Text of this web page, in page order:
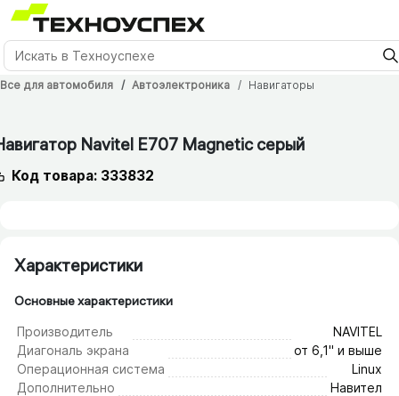
Все для автомобиля Автоэлектроника Навигаторы
Navitel E707 Magnetic серый
Код товара: 333832
Характеристики
Основные характеристики
Производитель
NAVITEL
Диагональ экрана
от 6,1" и выше
Операционная система
Linux
Дополнительно
Навител